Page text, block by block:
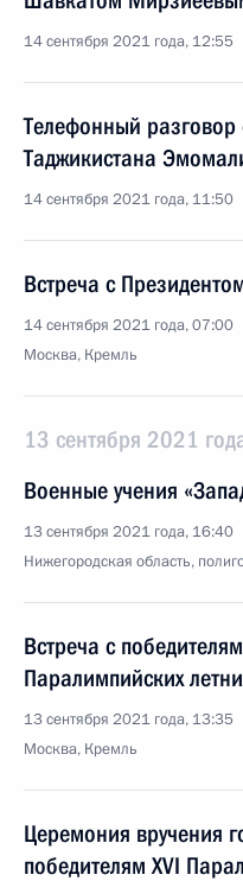
14 сентября 2021 года, 12:55
Телефонный разговор
Таджикистана
14 сентября 2021 года, 11:50
Встреча с
14 сентября 2021 года, 07:00
Москва, Кремль
13 сентября 2021
Военные учения
13 сентября 2021 года, 16:40
Нижегородская область,
Встреча с
Паралимпийских
13 сентября 2021 года, 13:35
Москва, Кремль
Церемония вручения
победителям ХVI